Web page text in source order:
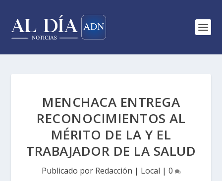
MENCHACA ENTREGA
RECONOCIMIENTOS AL
MÉRITO DE LA Y EL
TRABAJADOR DE LA SALUD
Publicado por Redacción | Local | 0